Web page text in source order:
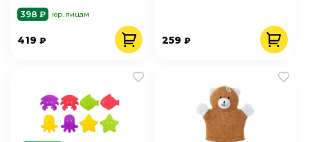
398 ₽
юр. лицам
419 ₽ 259₽